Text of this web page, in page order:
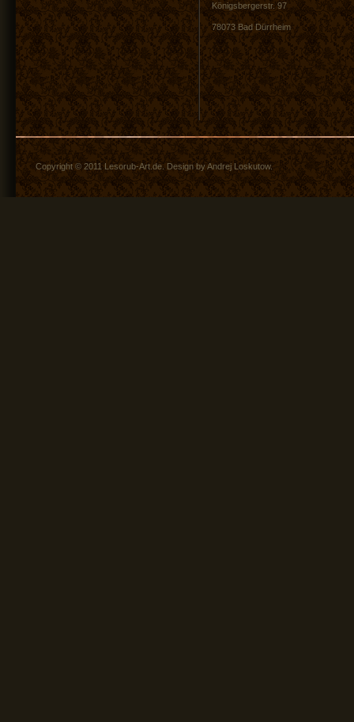
Königsbergerstr. 97
78073 Bad Dürrheim
Copyright © 2011 Lesorub-Art.de. Design by Andrej Loskutow.